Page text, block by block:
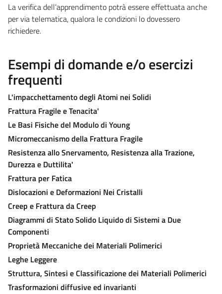
La verifica dell’apprendimento potrà essere effettuata anche
per via telematica, qualora le condizioni lo dovessero
richiedere.
Esempi di domande e/o esercizi
frequenti
L'impacchettamento degli Atomi nei Solidi
Frattura Fragile e Tenacita'
Le Basi Fisiche del Modulo di Young
Micromeccanismo della Frattura Fragile
Resistenza allo Snervamento, Resistenza alla Trazione,
Durezza e Duttilita'
Frattura per Fatica
Dislocazioni e Deformazioni Nei Cristalli
Creep e Frattura da Creep
Diagrammi di Stato Solido Liquido di Sistemi a Due
Componenti
Proprietà Meccaniche dei Materiali Polimerici
Leghe Leggere
Struttura, Sintesi e Classificazione dei Materiali Polimerici
Trasformazioni diffusive ed invarianti